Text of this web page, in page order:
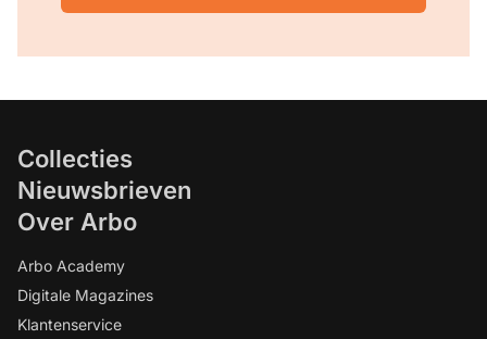
Collecties
Nieuwsbrieven
Over Arbo
Arbo Academy
Digitale Magazines
Klantenservice